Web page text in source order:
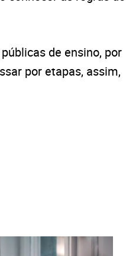
de ensino, por
por etapas, assim,